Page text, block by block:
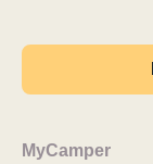
MyCamper